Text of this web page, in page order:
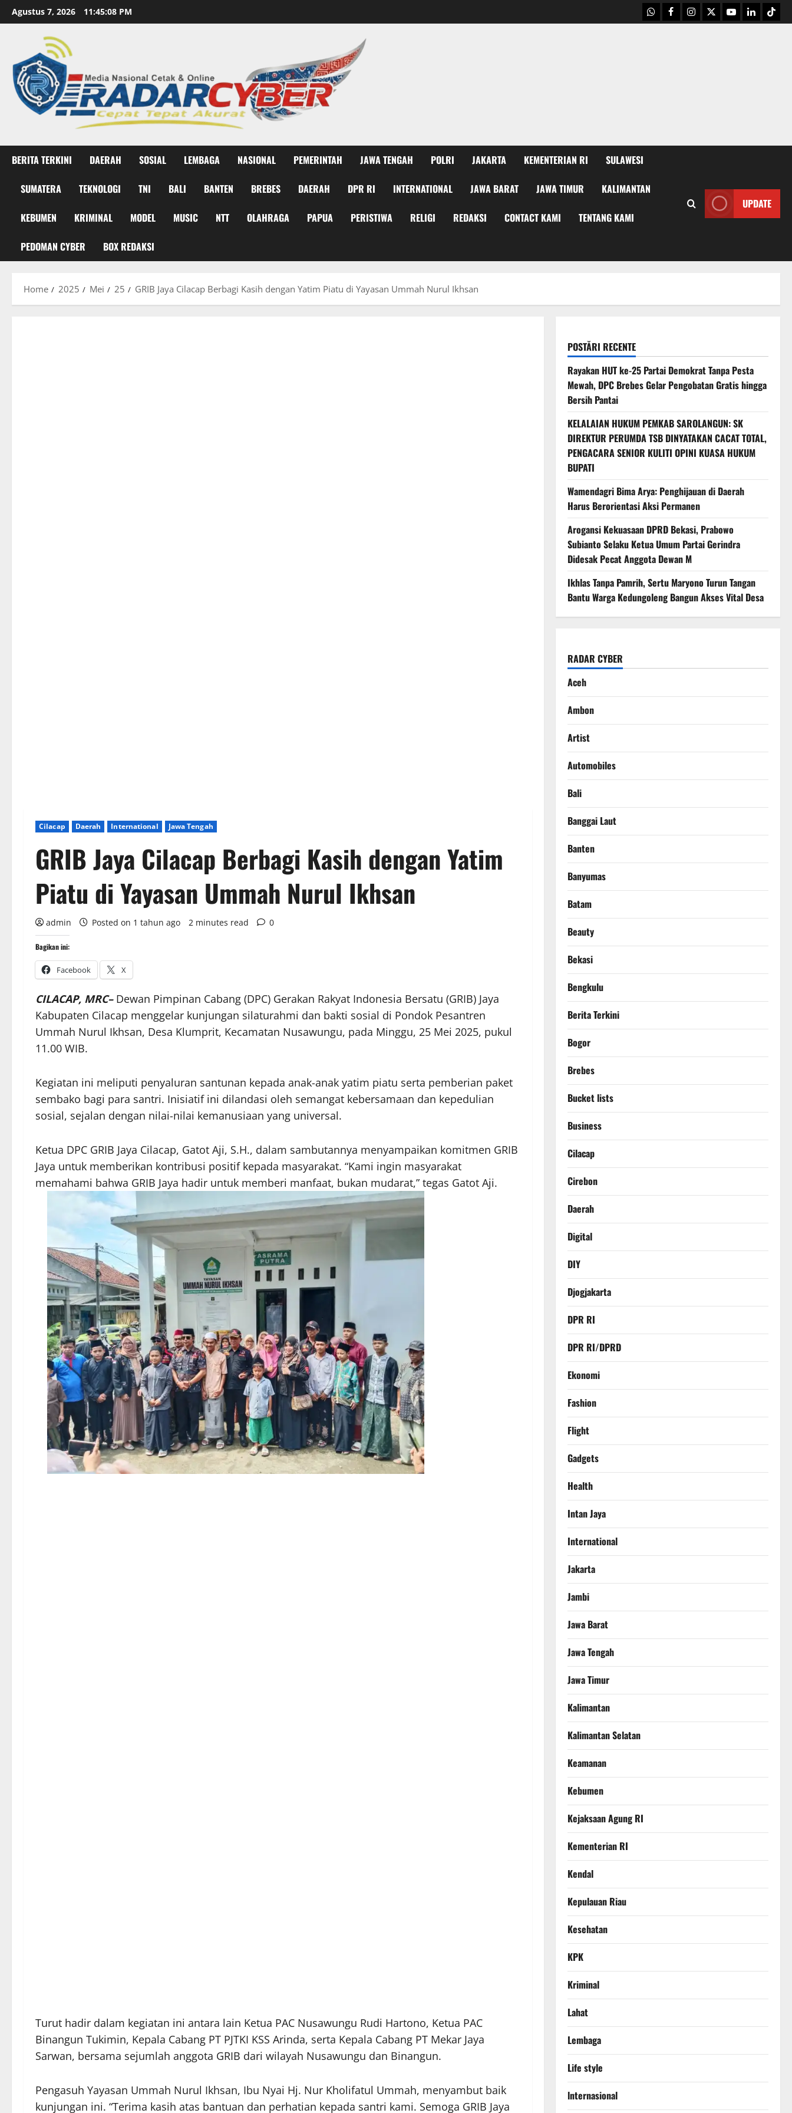
Skip
to
Agustus 7, 2026 11:45:09 PM WhatsApp
Facebook
Instagram
X Youtubelinkedin
BERITA TERKINI DAERAH SOSIAL LEMBAGA NASIONAL PEMERINTAH JAWA TENGAH POLRI JAKARTA KEMENTERIAN RI SULAWESI
SUMATERA TEKNOLOGI TNI BALI BANTEN BREBES DAERAH DPR RI INTERNATIONAL JAWA BARAT JAWA TIMUR KALIMANTAN
KEBUMEN KRIMINAL MODEL MUSIC NTT OLAHRAGA PAPUA PERISTIWA RELIGI REDAKSI CONTACT KAMI TENTANG KAMI
PEDOMAN CYBER BOX REDAKSI
UPDATE
Home 2025 Mei 25 GRIB Jaya Cilacap Berbagi Kasih dengan Yatim Piatu di Yayasan Ummah Nurul Ikhsan
Cilacap Daerah International Jawa Tengah
GRIB Jaya Cilacap Berbagi Kasih dengan Yatim
Piatu di Yayasan Ummah Nurul Ikhsan
admin Posted on 1 tahun ago 2 minutes read 0
Bagikan ini:
Facebook X
CILACAP, MRC– Dewan Pimpinan Cabang (DPC) Gerakan Rakyat Indonesia Bersatu (GRIB) Jaya
Kabupaten Cilacap menggelar kunjungan silaturahmi dan bakti sosial di Pondok Pesantren
Ummah Nurul Ikhsan, Desa Klumprit, Kecamatan Nusawungu, pada Minggu, 25 Mei 2025, pukul
11.00 WIB.
Kegiatan ini meliputi penyaluran santunan kepada anak-anak yatim piatu serta pemberian paket
sembako bagi para santri. Inisiatif ini dilandasi oleh semangat kebersamaan dan kepedulian
sosial, sejalan dengan nilai-nilai kemanusiaan yang universal.
Ketua DPC GRIB Jaya Cilacap, Gatot Aji, S.H., dalam sambutannya menyampaikan komitmen GRIB
Jaya untuk memberikan kontribusi positif kepada masyarakat. “Kami ingin masyarakat
memahami bahwa GRIB Jaya hadir untuk memberi manfaat, bukan mudarat,” tegas Gatot Aji.
Turut hadir dalam kegiatan ini antara lain Ketua PAC Nusawungu Rudi Hartono, Ketua PAC
Binangun Tukimin, Kepala Cabang PT PJTKI KSS Arinda, serta Kepala Cabang PT Mekar Jaya
Sarwan, bersama sejumlah anggota GRIB dari wilayah Nusawungu dan Binangun.
Pengasuh Yayasan Ummah Nurul Ikhsan, Ibu Nyai Hj. Nur Kholifatul Ummah, menyambut baik
kunjungan ini. “Terima kasih atas bantuan dan perhatian kepada santri kami. Semoga GRIB Jaya
POSTĂRI RECENTE
Rayakan HUT ke-25 Partai Demokrat Tanpa Pesta
Mewah, DPC Brebes Gelar Pengobatan Gratis hingga
Bersih Pantai
KELALAIAN HUKUM PEMKAB SAROLANGUN: SK
DIREKTUR PERUMDA TSB DINYATAKAN CACAT TOTAL,
PENGACARA SENIOR KULITI OPINI KUASA HUKUM
BUPATI
Wamendagri Bima Arya: Penghijauan di Daerah
Harus Berorientasi Aksi Permanen
Arogansi Kekuasaan DPRD Bekasi, Prabowo
Subianto Selaku Ketua Umum Partai Gerindra
Didesak Pecat Anggota Dewan M
Ikhlas Tanpa Pamrih, Sertu Maryono Turun Tangan
Bantu Warga Kedungoleng Bangun Akses Vital Desa
RADAR CYBER
Aceh
Ambon
Artist
Automobiles
Bali
Banggai Laut
Banten
Banyumas
Batam
Beauty
Bekasi
Bengkulu
Berita Terkini
Bogor
Brebes
Bucket lists
Business
Cilacap
Cirebon
Daerah
Digital
DIY
Djogjakarta
DPR RI
DPR RI/DPRD
Ekonomi
Fashion
Flight
Gadgets
Health
Intan Jaya
International
Jakarta
Jambi
Jawa Barat
Jawa Tengah
Jawa Timur
Kalimantan
Kalimantan Selatan
Keamanan
Kebumen
Kejaksaan Agung RI
Kementerian RI
Kendal
Kepulauan Riau
Kesehatan
KPK
Kriminal
Lahat
Lembaga
Life style
lnternasional